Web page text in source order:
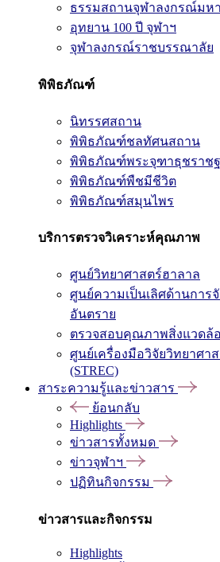
ธรรมสถานจุฬาลงกรณ์มห
อุทยาน 100 ปี จุฬาฯ
จุฬาลงกรณ์ราชบรรณาลัย
พิพิธภัณฑ์
นิทรรศสถาน
พิพิธภัณฑ์ชลทัศนสถาน
พิพิธภัณฑ์พระจุฑาธุชราช
พิพิธภัณฑ์พืชมีชีวิต
พิพิธภัณฑ์สมุนไพร
บริการตรวจวิเคราะห์คุณภาพ
ศูนย์วิทยาศาสตร์ฮาลาล
ศูนย์ความเป็นเลิศด้านการ
อันตราย
ตรวจสอบคุณภาพสิ่งแวดล้
ศูนย์เครื่องมือวิจัยวิทยาศา
(STREC)
สาระความรู้และข่าวสาร
ย้อนกลับ
Highlights
ข่าวสารทั้งหมด
ข่าวจุฬาฯ
ปฏิทินกิจกรรม
ข่าวสารและกิจกรรม
Highlights